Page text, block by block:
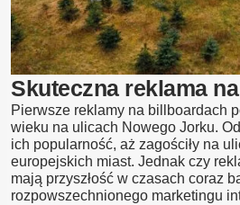
Skuteczna reklama
Pierwsze reklamy na billboardach
wieku na ulicach Nowego Jorku.
ich popularność, aż zagościły na
europejskich miast. Jednak czy
mają przyszłość w czasach coraz
rozpowszechnionego marketingu